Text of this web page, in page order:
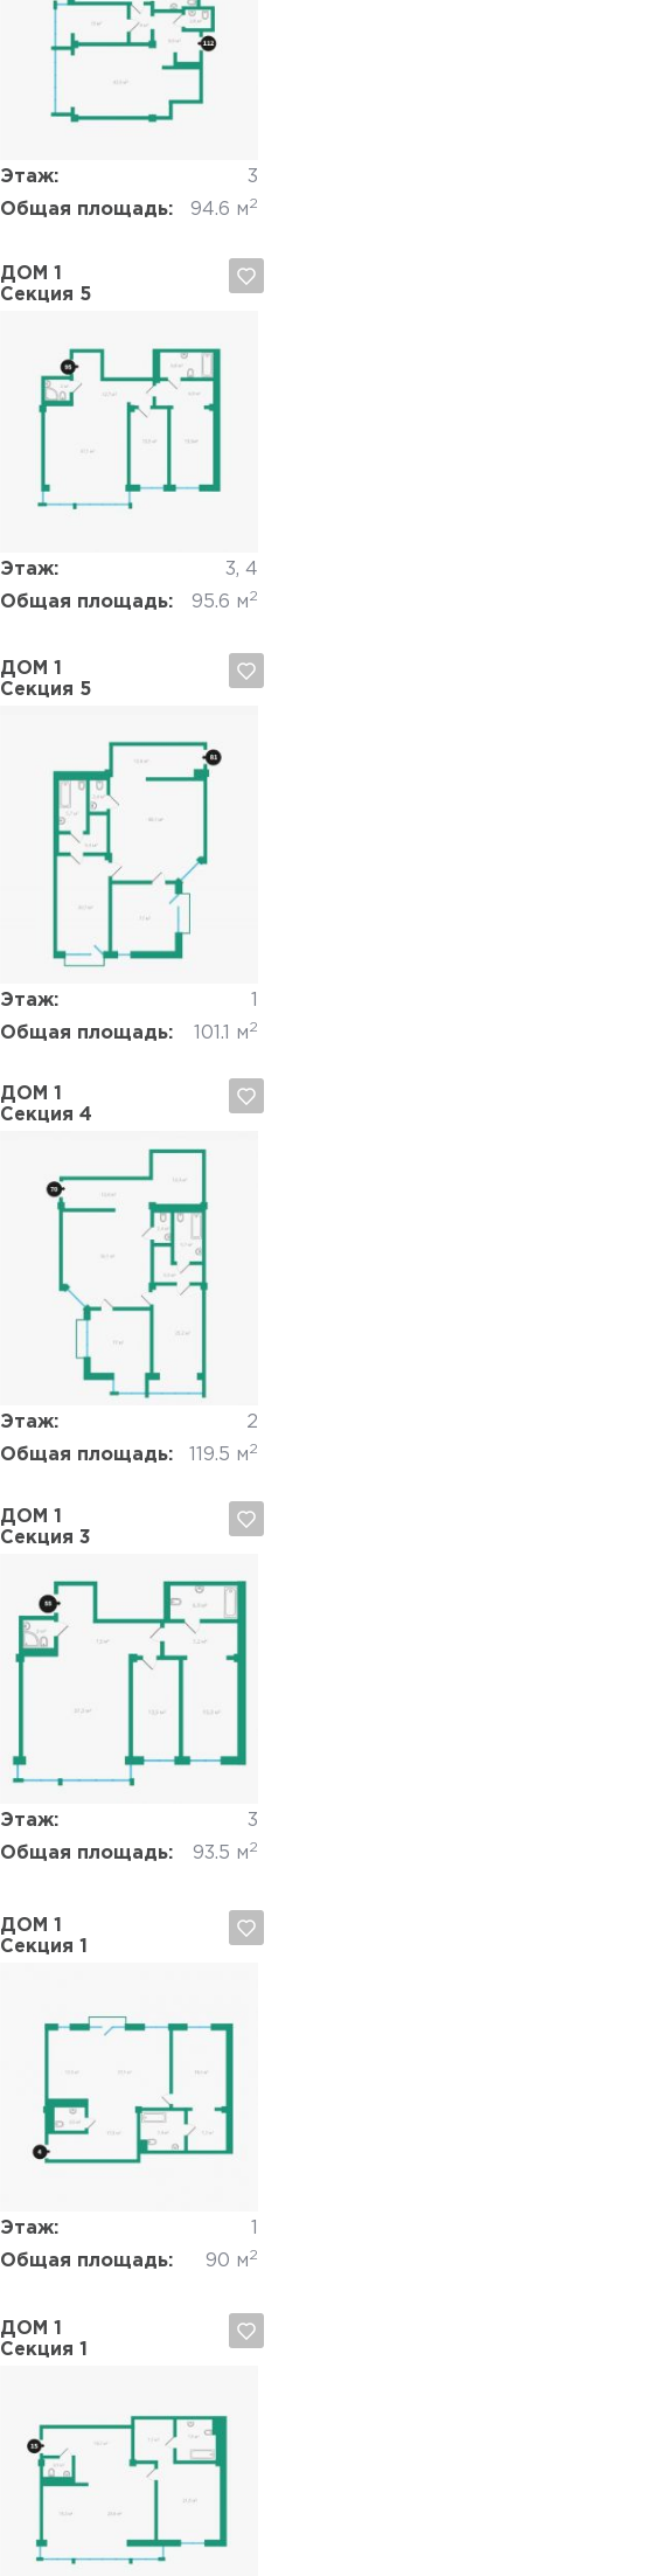
Этаж:
3
Общая площадь:
94.6 м2
Отмена
ДОМ 1
Секция 5
Этаж:
3, 4
Общая площадь:
95.6 м2
ДОМ 1
Секция 5
Этаж:
1
Общая площадь:
101.1 м2
Да, удалить
ДОМ 1
Секция 4
Этаж:
2
Общая площадь:
119.5 м2
Отмена
ДОМ 1
Секция 3
Этаж:
3
Общая площадь:
93.5 м2
Да, удалить Отмена
ДОМ 1
Секция 1
Этаж:
1
Общая площадь:
90 м2
Да, удалить Отмена
ДОМ 1
Секция 1
Да, удалить